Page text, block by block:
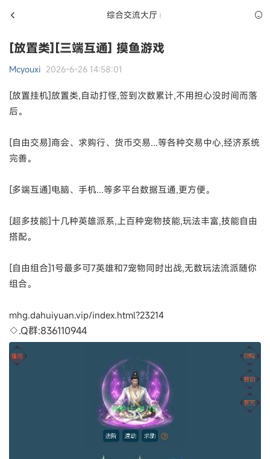
综合交流大厅
[放置类][三端互通] 摸鱼游戏
Mcyouxi 2026-6-26 14:58:01
[放置挂机]放置类,自动打怪,签到次数累计,不用担心没时间而落
后。
[自由交易]商会、求购行、货币交易...等各种交易中心,经济系统
完善。
[多端互通]电脑、手机...等多平台数据互通,更方便。
[超多技能]十几种英雄派系,上百种宠物技能,玩法丰富,技能自由
搭配。
[自由组合]1号最多可7英雄和7宠物同时出战,无数玩法流派随你
组合。
mhg.dahuiyuan.vip/index.html?23214
◇.Q群:836110944